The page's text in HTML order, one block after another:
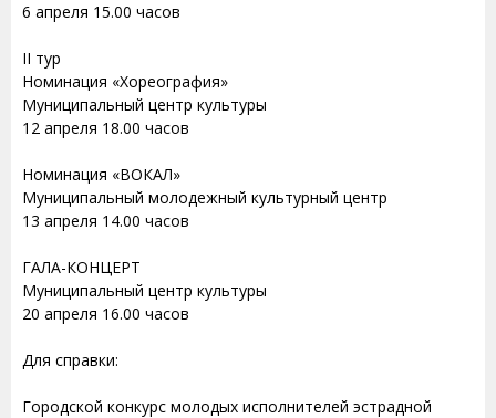
6 апреля 15.00 часов
II тур
Номинация «Хореография»
Муниципальный центр культуры
12 апреля 18.00 часов
Номинация «ВОКАЛ»
Муниципальный молодежный культурный центр
13 апреля 14.00 часов
ГАЛА-КОНЦЕРТ
Муниципальный центр культуры
20 апреля 16.00 часов
Для справки:
Городской конкурс молодых исполнителей эстрадной